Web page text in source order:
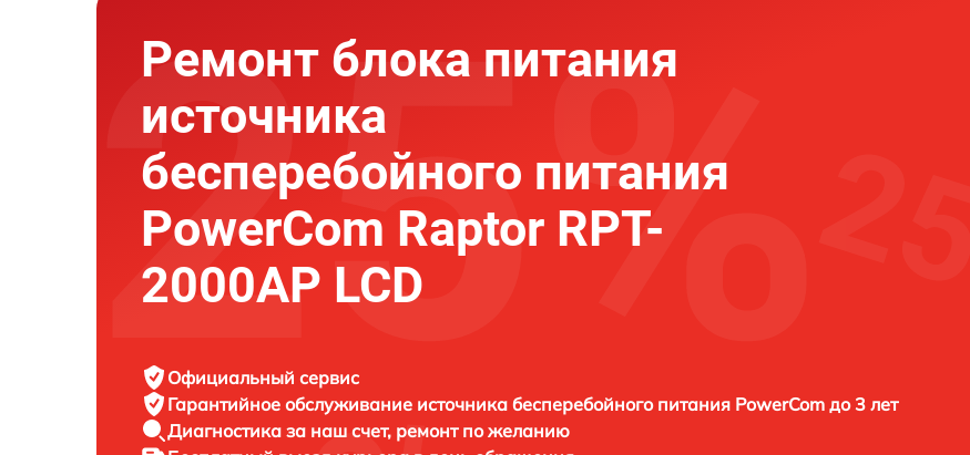
Ремонт блока питания
источника
бесперебойного питания
PowerCom Raptor RPT-
2000AP LCD
Официальный сервис
Гарантийное обслуживание источника бесперебойного питания PowerCom до 3 лет
Диагностика за наш счет, ремонт по желанию